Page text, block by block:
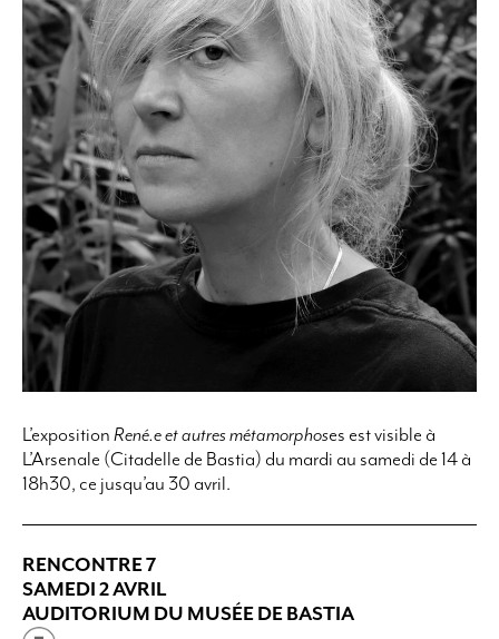
L’exposition René.e et autres métamorphoses est visible à
L’Arsenale (Citadelle de Bastia) du mardi au samedi de 14 à
18h30, ce jusqu’au 30 avril.
RENCONTRE 7
SAMEDI 2 AVRIL
AUDITORIUM DU MUSÉE DE BASTIA